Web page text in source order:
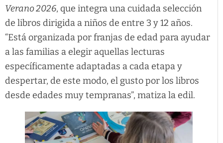
Verano 2026, que integra una cuidada selección
de libros dirigida a niños de entre 3 y 12 años.
“Está organizada por franjas de edad para ayudar
a las familias a elegir aquellas lecturas
específicamente adaptadas a cada etapa y
despertar, de este modo, el gusto por los libros
desde edades muy tempranas”, matiza la edil.